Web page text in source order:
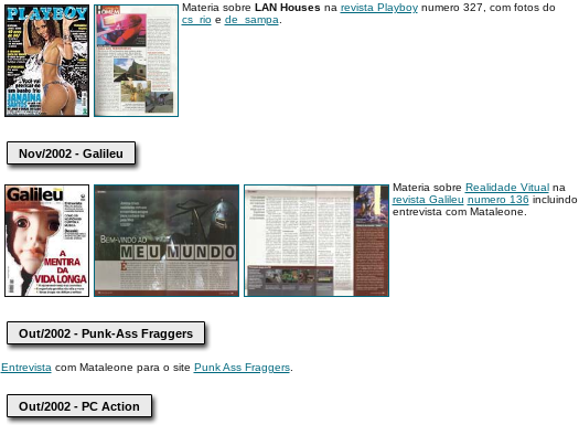
Materia sobre LAN Houses na revista Playboynumero 327, com fotos do
cs_rioe de_sampa
Nov/2002 - Galileu
Materia sobre Realidade Vitualna
revista Galileu numero 136 incluindo
entrevista com Mataleone.
Out/2002 - Punk-Ass Fraggers
Entrevista com Mataleone para o site Punk Ass Fraggers.
Out/2002 - PC Action